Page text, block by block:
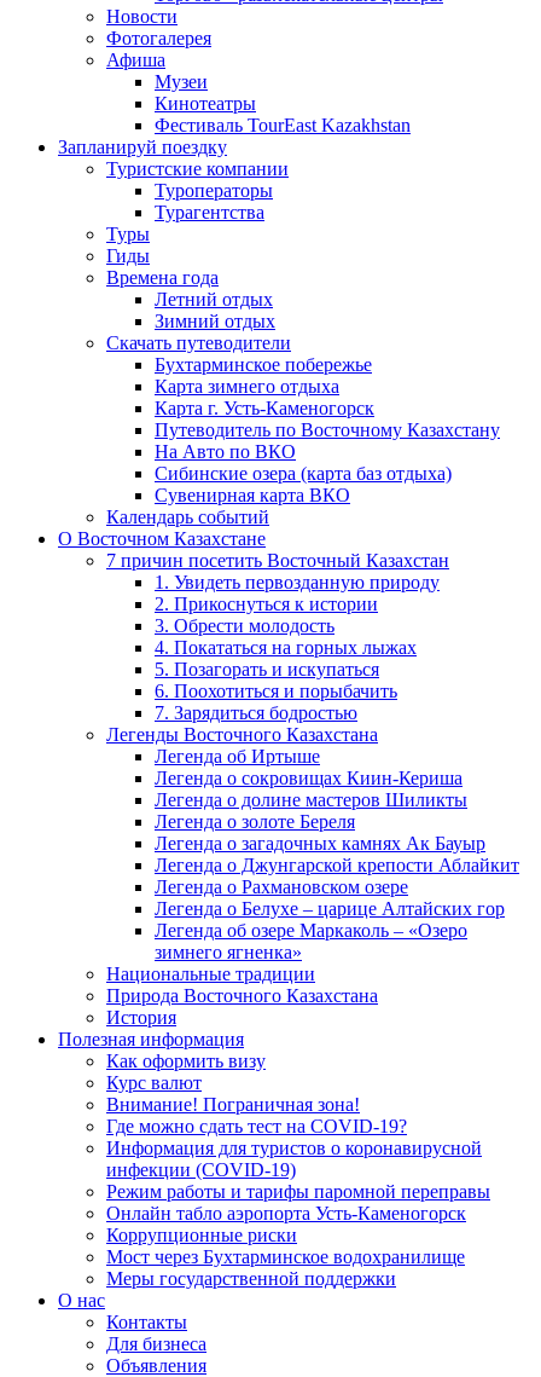
Новости
Фотогалерея
Афиша
Музеи
Кинотеатры
Фестиваль TourEast Kazakhstan
Запланируй поездку
Туристские компании
Туроператоры
Турагентства
Туры
Гиды
Времена года
Летний отдых
Зимний отдых
Скачать путеводители
Бухтарминское побережье
Карта зимнего отдыха
Карта г. Усть-Каменогорск
Путеводитель по Восточному Казахстану
На Авто по ВКО
Сибинские озера (карта баз отдыха)
Сувенирная карта ВКО
Календарь событий
О Восточном Казахстане
7 причин посетить Восточный Казахстан
1. Увидеть первозданную природу
2. Прикоснуться к истории
3. Обрести молодость
4. Покататься на горных лыжах
5. Позагорать и искупаться
6. Поохотиться и порыбачить
7. Зарядиться бодростью
Легенды Восточного Казахстана
Легенда об Иртыше
Легенда о сокровищах Киин-Кериша
Легенда о долине мастеров Шиликты
Легенда о золоте Береля
Легенда о загадочных камнях Ак Бауыр
Легенда о Джунгарской крепости Аблайкит
Легенда о Рахмановском озере
Легенда о Белухе – царице Алтайских гор
Легенда об озере Маркаколь – «Озеро
зимнего ягненка»
Национальные традиции
Природа Восточного Казахстана
История
Полезная информация
Как оформить визу
Курс валют
Внимание! Пограничная зона!
Где можно сдать тест на COVID-19?
Информация для туристов о коронавирусной
инфекции (COVID-19)
Режим работы и тарифы паромной переправы
Онлайн табло аэропорта Усть-Каменогорск
Коррупционные риски
Мост через Бухтарминское водохранилище
Меры государственной поддержки
О нас
Контакты
Для бизнеса
Объявления